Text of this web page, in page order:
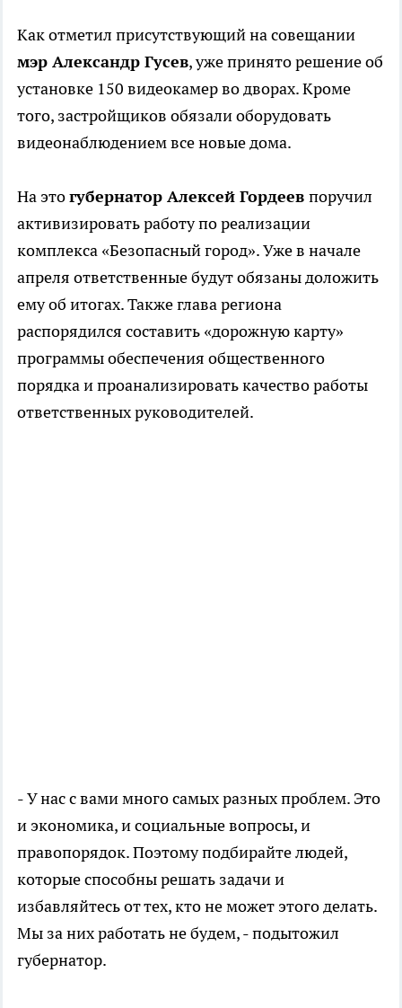
Как отметил присутствующий на совещании
мэр Александр Гусев, уже принято решение об
установке 150 видеокамер во дворах. Кроме
того, застройщиков обязали оборудовать
видеонаблюдением все новые дома.
На этогубернатор Алексей Гордеев поручил
активизировать работу по реализации
комплекса «Безопасный город». Уже в начале
апреля ответственные будут обязаны доложить
ему об итогах. Также глава региона
распорядился составить «дорожную карту»
программы обеспечения общественного
порядка и проанализировать качество работы
ответственных руководителей.
- У нас с вами много самых разных проблем. Это
и экономика, и социальные вопросы, и
правопорядок. Поэтому подбирайте людей,
которые способны решать задачи и
избавляйтесь от тех, кто не может этого делать.
Мы за них работать не будем, - подытожил
губернатор.